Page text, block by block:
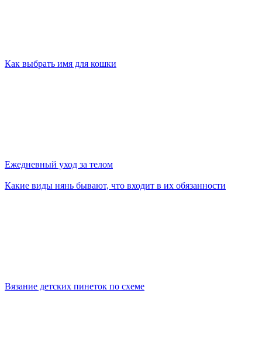
Как выбрать имя для кошки
Ежедневный уход за телом
Какие виды нянь бывают, что входит в их обязанности
Вязание детских пинеток по схеме